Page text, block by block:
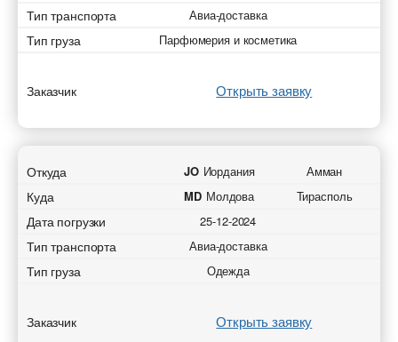
Тип транспорта Авиа-доставка
Тип груза Парфюмерия и косметика
Заказчик Открыть заявку
Откуда JO Иордания Амман
Куда MD Молдова Тирасполь
Дата погрузки 25-12-2024
Тип транспорта Авиа-доставка
Тип груза Одежда
Заказчик Открыть заявку